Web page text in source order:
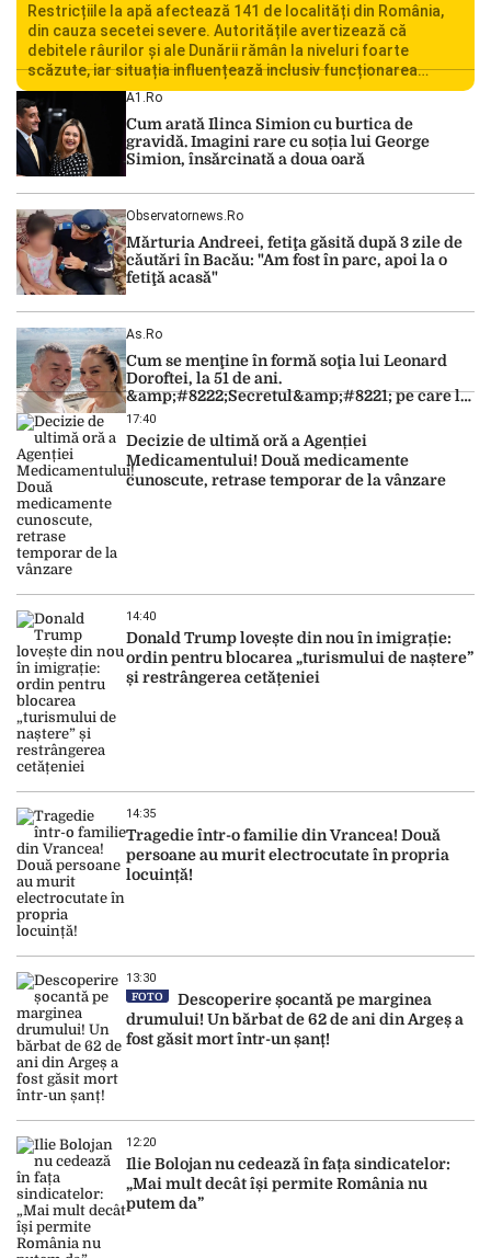
Restricțiile la apă afectează 141 de localități din România,
din cauza secetei severe. Autoritățile avertizează că
debitele râurilor și ale Dunării rămân la niveluri foarte
scăzute, iar situația influențează inclusiv funcționarea
Centralei Nucleare de la Cernavodă. România se confruntă
cu una dintre cele mai dificile perioade din punct de vedere
hidrologic din ultimii ani. Lipsa […]
A1.ro
Cum arată Ilinca Simion cu burtica de
gravidă. Imagini rare cu soția lui George
Simion, însărcinată a doua oară
Observatornews.ro
Mărturia Andreei, fetiţa găsită după 3 zile de
căutări în Bacău: "Am fost în parc, apoi la o
fetiţă acasă"
As.ro
Cum se menţine în formă soţia lui Leonard
Doroftei, la 51 de ani.
&amp;#8222;Secretul&amp;#8221; pe care l-a
dezvăluit
17:40
Decizie de ultimă oră a Agenției
Medicamentului! Două medicamente
cunoscute, retrase temporar de la vânzare
14:40
Donald Trump lovește din nou în imigrație:
ordin pentru blocarea „turismului de naștere”
și restrângerea cetățeniei
14:35
Tragedie într-o familie din Vrancea! Două
persoane au murit electrocutate în propria
locuință!
13:30
FOTO
Descoperire șocantă pe marginea
drumului! Un bărbat de 62 de ani din Argeș a
fost găsit mort într-un șanț!
12:20
Ilie Bolojan nu cedează în fața sindicatelor:
„Mai mult decât își permite România nu
putem da”